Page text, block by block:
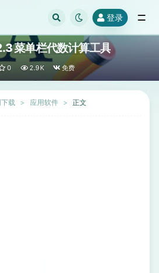
登录
菜单栏代数计算工具
0 2.9K 免费
载 应用软件 正文